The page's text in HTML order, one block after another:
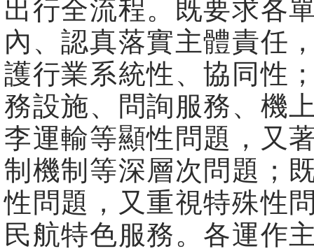
出行全流程。既要求各
內、認真落實主體責任
護行業系統性、協同性
務設施、問詢服務、機
李運輸等顯性問題，又
制機制等深層次問題；
性問題，又重視特殊性
民航特色服務。各運作